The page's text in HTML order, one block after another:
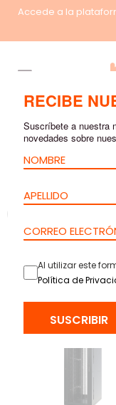
Accede a la
RECIBE
Suscríbete a nuestra
novedades sobre
Al utilizar este
Política de
SUSCRIBIR